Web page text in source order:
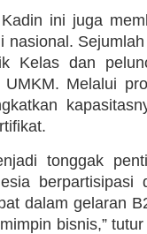
ini juga
nasional.
Kelas dan
Melalui
tonggak
dalam gelaran
bisnis,”